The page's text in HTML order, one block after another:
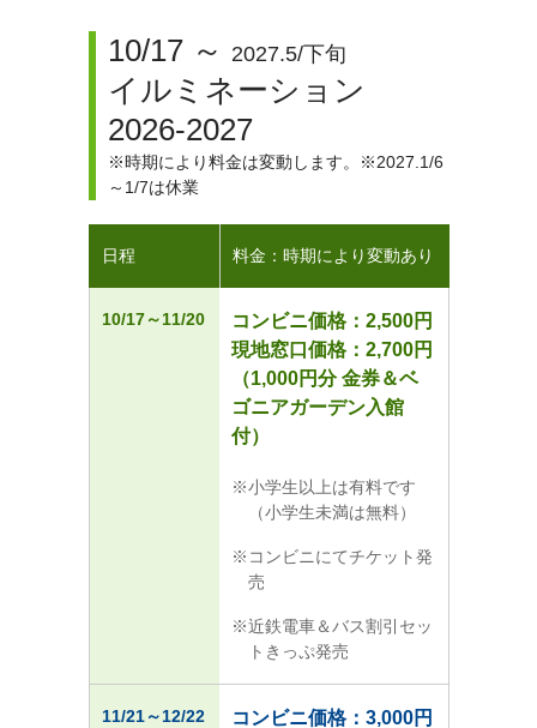
10/17 ～ 2027.5/下旬
イルミネーション
2026-2027
※時期により料金は変動します。※2027.1/6
～1/7は休業
日程 料金：時期により変動あり
10/17～11/20
コンビニ価格：2,500円
現地窓口価格：2,700円
（1,000円分 金券＆ベ
ゴニアガーデン入館
付）
小学生以上は有料です
（小学生未満は無料）
コンビニにてチケット発
売
近鉄電車＆バス割引セッ
トきっぷ発売
11/21～12/22 コンビニ価格：3,000円